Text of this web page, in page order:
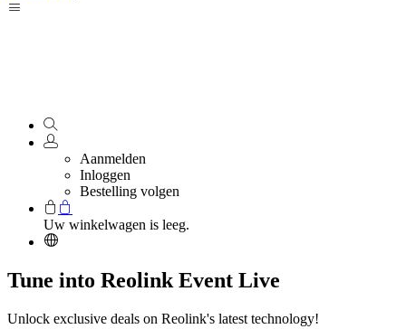
Aanmelden
Inloggen
Bestelling volgen
Uw winkelwagen is leeg.
Tune into Reolink Event Live
Unlock exclusive deals on Reolink's latest technology!